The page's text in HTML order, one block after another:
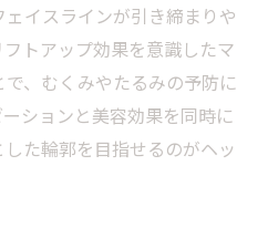
イスラインが引き締まりや
トアップ効果を意識したマ
、むくみやたるみの予防に
ションと美容効果を同時に
た輪郭を目指せるのがヘッ